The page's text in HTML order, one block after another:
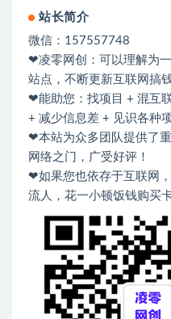
站长简介
微信：157557748
❤凌零网创：可以理解为
站点，不断更新互联网搞
❤能助您：找项目 + 混互
+ 减少信息差 + 见识各种
❤本站为众多团队提供了
网络之门，广受好评！
❤如果您也依存于互联网
流人，花一小顿饭钱购买